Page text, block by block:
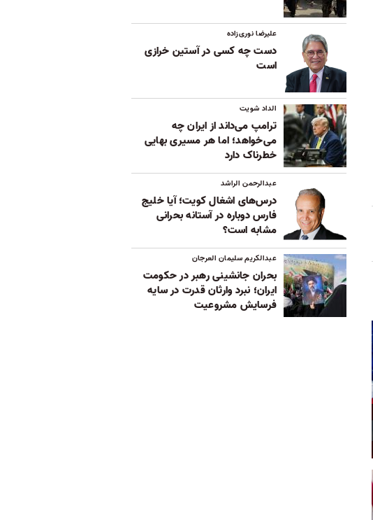
علیرضا نوری‌زاده
دست چه کسی در آستین خرازی
است
الداد شویت
ترامپ می‌داند از ایران چه
می‌خواهد؛ اما هر مسیری بهایی
خطرناک دارد
عبدالرحمن الراشد
درس‌های اشغال کویت؛ آیا خلیج
فارس دوباره در آستانه بحرانی
مشابه است؟
عبدالکریم سلیمان العرجان
بحران جانشینی رهبر در حکومت
ایران؛ نبرد وارثان قدرت در سایه
فرسایش مشروعیت